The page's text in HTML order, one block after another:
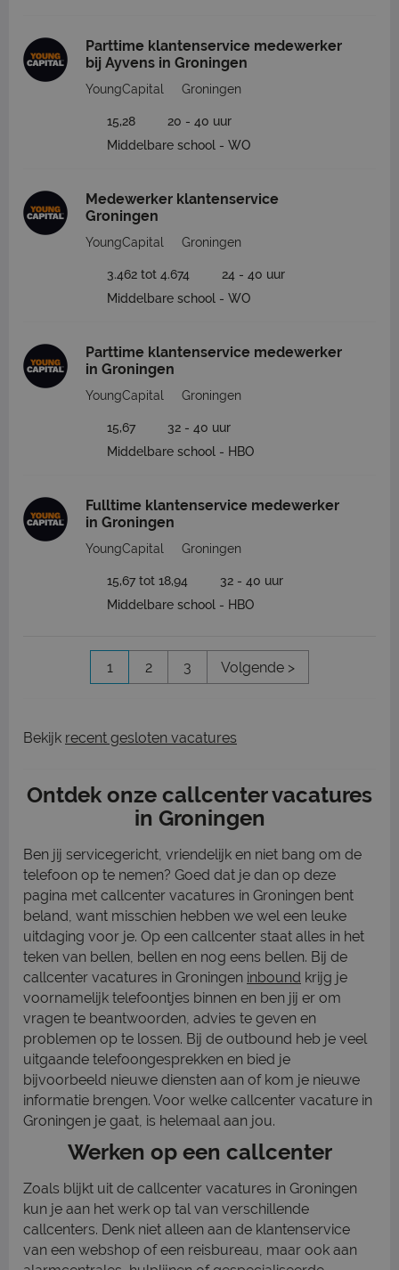
Parttime klantenservice medewerker
bij Ayvens in Groningen
YoungCapital Groningen
15,28
20 - 40 uur
Middelbare school - WO
Medewerker klantenservice
Groningen
YoungCapital Groningen
3.462 tot 4.674
24 - 40 uur
Middelbare school - WO
Parttime klantenservice medewerker
in Groningen
YoungCapital Groningen
15,67
32 - 40 uur
Middelbare school - HBO
Fulltime klantenservice medewerker
in Groningen
YoungCapital Groningen
15,67 tot 18,94
32 - 40 uur
Middelbare school - HBO
1 2 3 Volgende >
Bekijk recent gesloten vacatures
Ontdek onze callcenter vacatures
in Groningen
Ben jij servicegericht, vriendelijk en niet bang om de
telefoon op te nemen? Goed dat je dan op deze
pagina met callcenter vacatures in Groningen bent
beland, want misschien hebben we wel een leuke
uitdaging voor je. Op een callcenter staat alles in het
teken van bellen, bellen en nog eens bellen. Bij de
callcenter vacatures in Groningen inbound krijg je
voornamelijk telefoontjes binnen en ben jij er om
vragen te beantwoorden, advies te geven en
problemen op te lossen. Bij de outbound heb je veel
uitgaande telefoongesprekken en bied je
bijvoorbeeld nieuwe diensten aan of kom je nieuwe
informatie brengen. Voor welke callcenter vacature in
Groningen je gaat, is helemaal aan jou.
Werken op een callcenter
Zoals blijkt uit de callcenter vacatures in Groningen
kun je aan het werk op tal van verschillende
callcenters. Denk niet alleen aan de klantenservice
van een webshop of een reisbureau, maar ook aan